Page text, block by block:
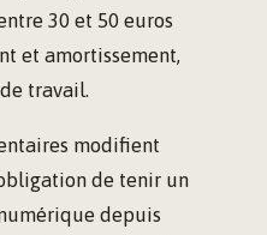
30 et 50 euros
et amortissement,
travail.
modifient
de tenir un
depuis